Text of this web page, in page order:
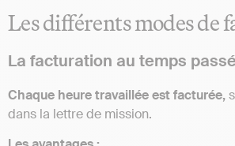
Les différents modes de
La facturation au temps passé
Chaque heure travaillée est facturée,
dans la lettre de mission.